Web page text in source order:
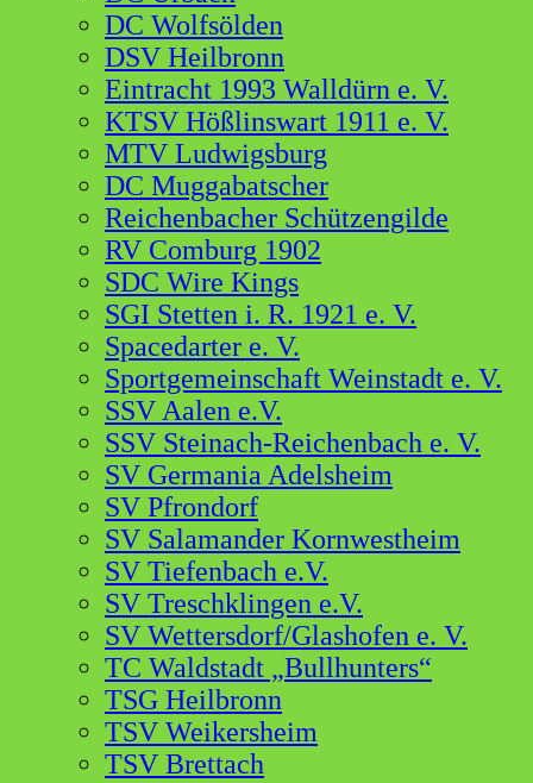
DC Wolfsölden
DSV Heilbronn
Eintracht 1993 Walldürn e. V.
KTSV Hößlinswart 1911 e. V.
MTV Ludwigsburg
DC Muggabatscher
Reichenbacher Schützengilde
RV Comburg 1902
SDC Wire Kings
SGI Stetten i. R. 1921 e. V.
Spacedarter e. V.
Sportgemeinschaft Weinstadt e. V.
SSV Aalen e.V.
SSV Steinach-Reichenbach e. V.
SV Germania Adelsheim
SV Pfrondorf
SV Salamander Kornwestheim
SV Tiefenbach e.V.
SV Treschklingen e.V.
SV Wettersdorf/Glashofen e. V.
TC Waldstadt „Bullhunters“
TSG Heilbronn
TSV Weikersheim
TSV Brettach